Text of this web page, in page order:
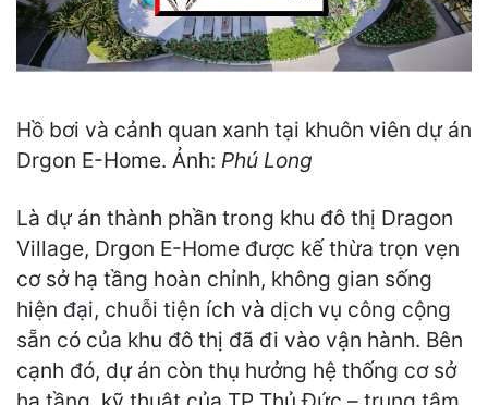
Hồ bơi và cảnh quan xanh tại khuôn viên dự án
Drgon E-Home. Ảnh: Phú Long
Là dự án thành phần trong khu đô thị Dragon
Village, Drgon E-Home được kế thừa trọn vẹn
cơ sở hạ tầng hoàn chỉnh, không gian sống
hiện đại, chuỗi tiện ích và dịch vụ công cộng
sẵn có của khu đô thị đã đi vào vận hành. Bên
cạnh đó, dự án còn thụ hưởng hệ thống cơ sở